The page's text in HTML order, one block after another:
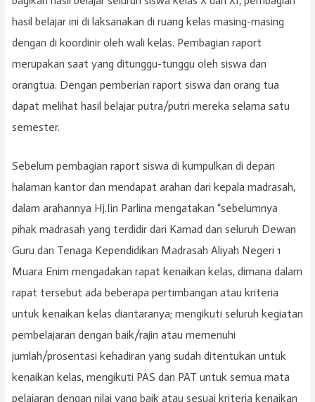
hasil belajar ini di laksanakan di ruang kelas masing-masing
dengan di koordinir oleh wali kelas. Pembagian raport
merupakan saat yang ditunggu-tunggu oleh siswa dan
orangtua. Dengan pemberian raport siswa dan orang tua
dapat melihat hasil belajar putra/putri mereka selama satu
semester.
Sebelum pembagian raport siswa di kumpulkan di depan
halaman kantor dan mendapat arahan dari kepala madrasah,
dalam arahannya Hj.Iin Parlina mengatakan “sebelumnya
pihak madrasah yang terdidir dari Kamad dan seluruh Dewan
Guru dan Tenaga Kependidikan Madrasah Aliyah Negeri 1
Muara Enim mengadakan rapat kenaikan kelas, dimana dalam
rapat tersebut ada beberapa pertimbangan atau kriteria
untuk kenaikan kelas diantaranya; mengikuti seluruh kegiatan
pembelajaran dengan baik/rajin atau memenuhi
jumlah/prosentasi kehadiran yang sudah ditentukan untuk
kenaikan kelas, mengikuti PAS dan PAT untuk semua mata
pelajaran dengan nilai yang baik atau sesuai kriteria kenaikan